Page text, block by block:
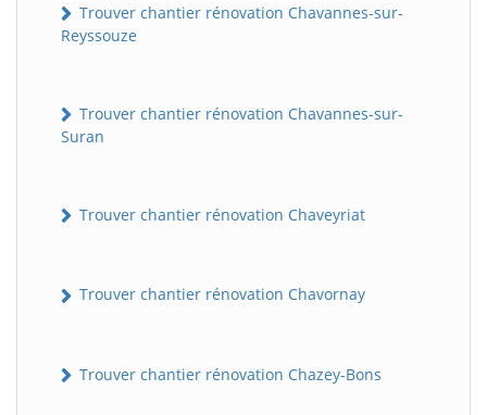
Trouver chantier rénovation Chavannes-sur-
Reyssouze
Trouver chantier rénovation Chavannes-sur-
Suran
Trouver chantier rénovation Chaveyriat
Trouver chantier rénovation Chavornay
Trouver chantier rénovation Chazey-Bons